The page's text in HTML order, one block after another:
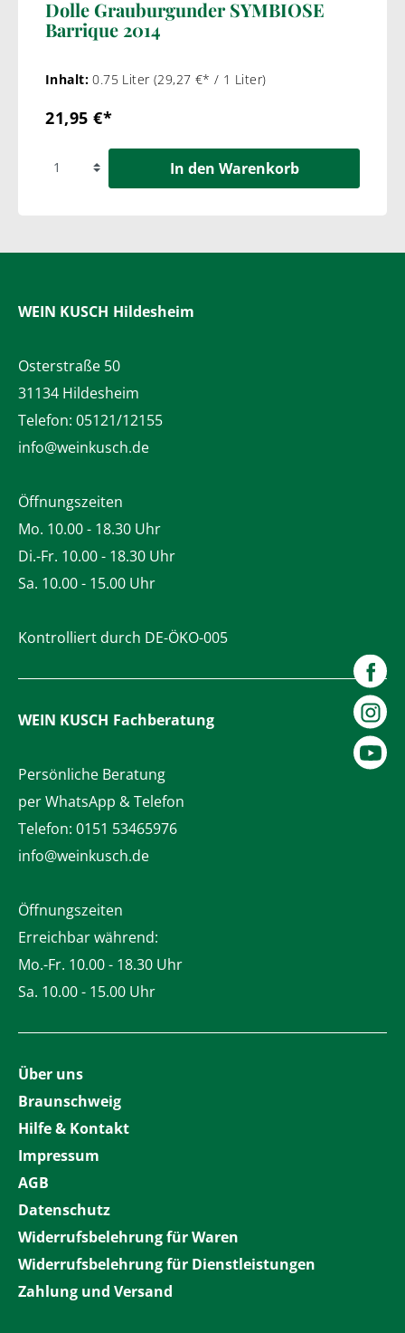
Dolle Grauburgunder SYMBIOSE
Barrique 2014
Inhalt:0.75 Liter (29,27 €* / 1 Liter)
21,95 €*
In den Warenkorb
WEIN KUSCH Hildesheim
Osterstraße 50
31134 Hildesheim
Telefon: 05121/12155
info@weinkusch.de
Öffnungszeiten
Mo. 10.00 - 18.30 Uhr
Di.-Fr. 10.00 - 18.30 Uhr
Sa. 10.00 - 15.00 Uhr
Kontrolliert durch DE-ÖKO-005
WEIN KUSCH Fachberatung
Persönliche Beratung
per WhatsApp & Telefon
Telefon: 0151 53465976
info@weinkusch.de
Öffnungszeiten
Erreichbar während:
Mo.-Fr. 10.00 - 18.30 Uhr
Sa. 10.00 - 15.00 Uhr
Über uns
Braunschweig
Hilfe & Kontakt
Impressum
AGB
Datenschutz
Widerrufsbelehrung für Waren
Widerrufsbelehrung für Dienstleistungen
Zahlung und Versand